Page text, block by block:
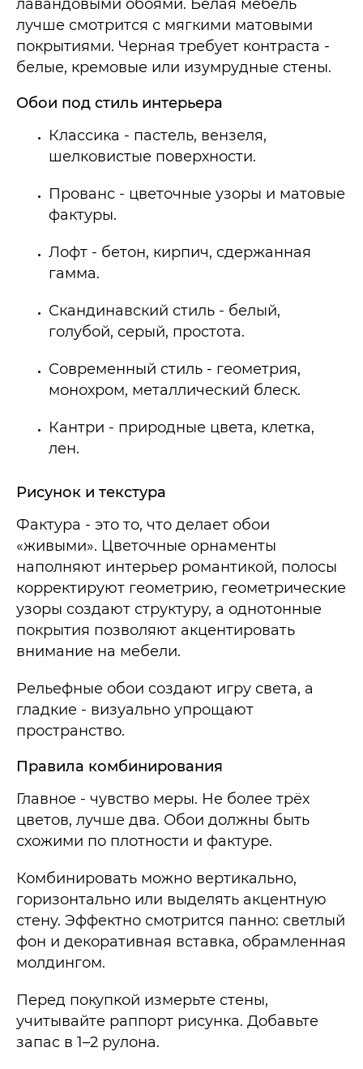
лавандовыми обоями. Белая мебель
лучше смотрится с мягкими матовыми
покрытиями. Черная требует контраста -
белые, кремовые или изумрудные стены.
Обои под стиль интерьера
Классика - пастель, вензеля,
шелковистые поверхности.
Прованс - цветочные узоры и матовые
фактуры.
Лофт - бетон, кирпич, сдержанная
гамма.
Скандинавский стиль - белый,
голубой, серый, простота.
Современный стиль - геометрия,
монохром, металлический блеск.
Кантри - природные цвета, клетка,
лен.
Рисунок и текстура
Фактура - это то, что делает обои
«живыми». Цветочные орнаменты
наполняют интерьер романтикой, полосы
корректируют геометрию, геометрические
узоры создают структуру, а однотонные
покрытия позволяют акцентировать
внимание на мебели.
Рельефные обои создают игру света, а
гладкие - визуально упрощают
пространство.
Правила комбинирования
Главное - чувство меры. Не более трёх
цветов, лучше два. Обои должны быть
схожими по плотности и фактуре.
Комбинировать можно вертикально,
горизонтально или выделять акцентную
стену. Эффектно смотрится панно: светлый
фон и декоративная вставка, обрамленная
молдингом.
Перед покупкой измерьте стены,
учитывайте раппорт рисунка. Добавьте
запас в 1–2 рулона.